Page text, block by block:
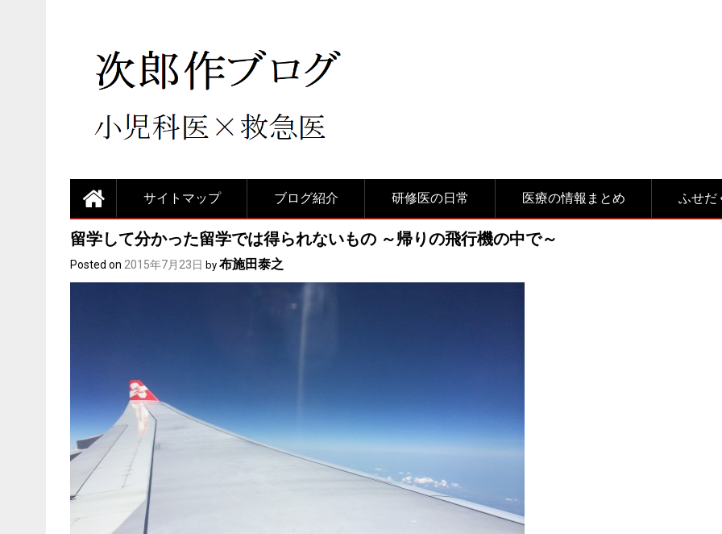
サイトマップ ブログ紹介 研修医の日常 医療の情報まとめ ふせだ
留学して分かった留学では得られないもの ～帰りの飛行機の中で～
Posted on 2015年7月23日 by 布施田泰之